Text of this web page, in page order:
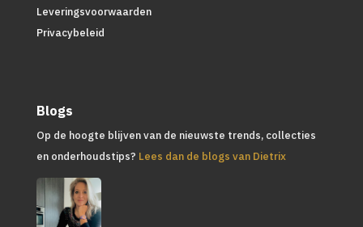
Leveringsvoorwaarden
Privacybeleid
Blogs
Op de hoogte blijven van de nieuwste trends, collecties
en onderhoudstips? Lees dan de blogs van Dietrix